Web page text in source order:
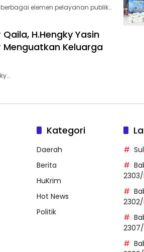
elemen pelayanan publik…
H.Hengky Yasin
Menguatkan Keluarga
Kategori
Daerah
Berita
HuKrim
Hot News
Politik